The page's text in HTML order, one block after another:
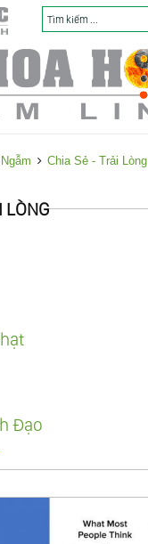
Chia Sẻ - Trải Lòng
LÒNG
Đạo